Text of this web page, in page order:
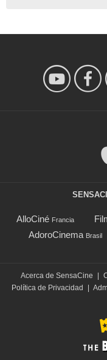
AlloCiné Francia
AdoroCinema Brasil
Acerca de SensaCine
Política de Privacidad